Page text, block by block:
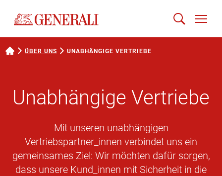
ÜBER UNS UNABHÄNGIGE VERTRIEBE
Unabhängige Vertriebe
Mit unseren unabhängigen
Vertriebspartner_innen verbindet uns ein
gemeinsames Ziel: Wir möchten dafür sorgen,
dass unsere Kund_innen mit Sicherheit in die